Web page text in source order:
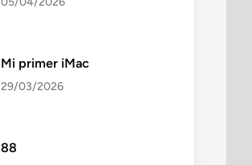
Mi primer iMac
29/03/2026
88